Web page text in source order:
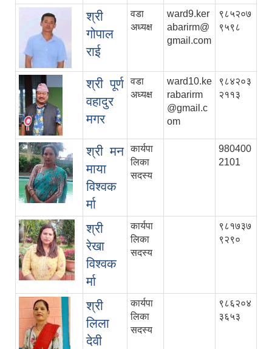
श्री
गोपाल
राई
वडा
अध्यक्ष
ward9.ker
abarirm@
gmail.com
९८५२०७
९५९८
श्री पूर्ण
वहादुर
मगर
वडा
अध्यक्ष
ward10.ke
rabarirm
@gmail.c
om
९८४२०३
२११३
श्री मन
माया
विश्वक
र्मा
कार्यपा
लिका
सदस्य
980400
2101
श्री
रेखा
विश्वक
र्मा
कार्यपा
लिका
सदस्य
९८१७३७
९२९०
श्री
लिला
देवी
कार्यपा
लिका
सदस्य
९८६२०४
३६५३